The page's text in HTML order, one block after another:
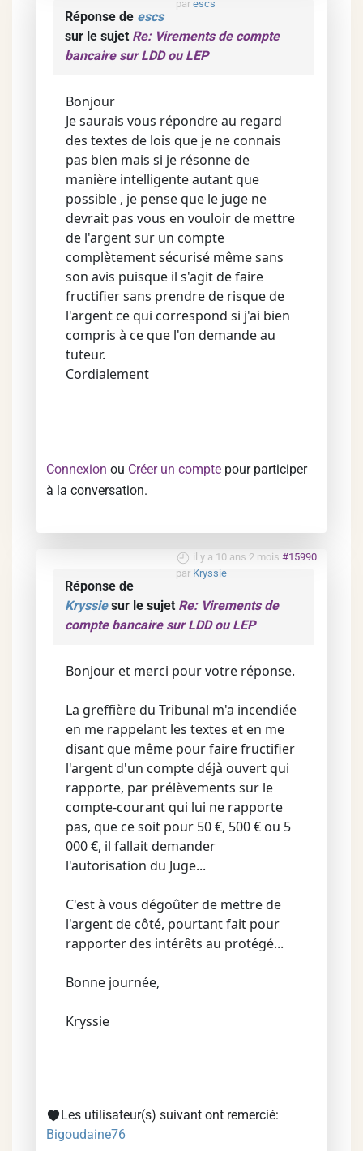
par escs
Réponse de escs
sur le sujet Re: Virements de compte
bancaire sur LDD ou LEP
Bonjour
Je saurais vous répondre au regard
des textes de lois que je ne connais
pas bien mais si je résonne de
manière intelligente autant que
possible , je pense que le juge ne
devrait pas vous en vouloir de mettre
de l'argent sur un compte
complètement sécurisé même sans
son avis puisque il s'agit de faire
fructifier sans prendre de risque de
l'argent ce qui correspond si j'ai bien
compris à ce que l'on demande au
tuteur.
Cordialement
Connexion ou Créer un compte pour participer
à la conversation.
il y a 10 ans 2 mois #15990
par Kryssie
Réponse de
Kryssiesur le sujet Re: Virements de
compte bancaire sur LDD ou LEP
Bonjour et merci pour votre réponse.
La greffière du Tribunal m'a incendiée
en me rappelant les textes et en me
disant que même pour faire fructifier
l'argent d'un compte déjà ouvert qui
rapporte, par prélèvements sur le
compte-courant qui lui ne rapporte
pas, que ce soit pour 50 €, 500 € ou 5
000 €, il fallait demander
l'autorisation du Juge...
C'est à vous dégoûter de mettre de
l'argent de côté, pourtant fait pour
rapporter des intérêts au protégé...
Bonne journée,
Kryssie
Les utilisateur(s) suivant ont remercié:
Bigoudaine76